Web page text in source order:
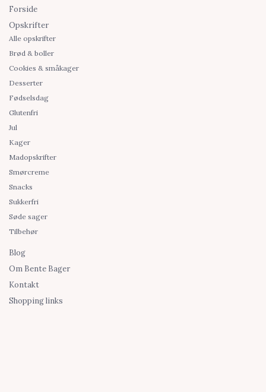
Forside
Opskrifter
Alle opskrifter
Brød & boller
Cookies & småkager
Desserter
Fødselsdag
Glutenfri
Jul
Kager
Madopskrifter
Smørcreme
Snacks
Sukkerfri
Søde sager
Tilbehør
Blog
Om Bente Bager
Kontakt
Shopping links